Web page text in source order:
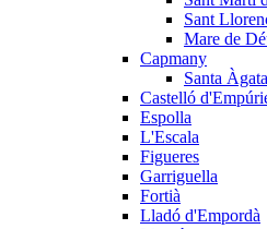
Sant
Mare de
Capmany
Santa
Castelló
Espolla
L'Escala
Figueres
Garriguella
Fortià
Lladó d'Empordà